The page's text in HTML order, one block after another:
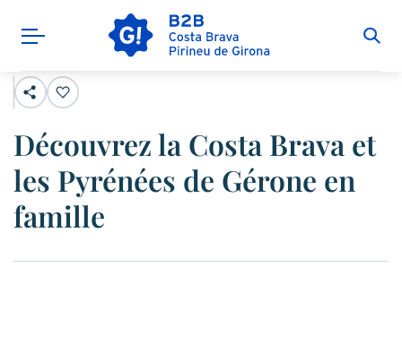
Découvrez la Costa Brava et
les Pyrénées de Gérone en
famille